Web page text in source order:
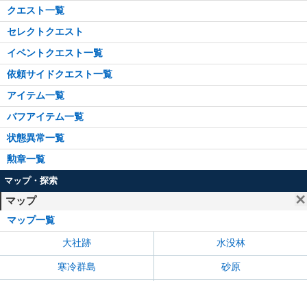
クエスト一覧
セレクトクエスト
イベントクエスト一覧
依頼サイドクエスト一覧
アイテム一覧
バフアイテム一覧
状態異常一覧
勲章一覧
マップ・探索
マップ
マップ一覧
大社跡 水没林
寒冷群島 砂原